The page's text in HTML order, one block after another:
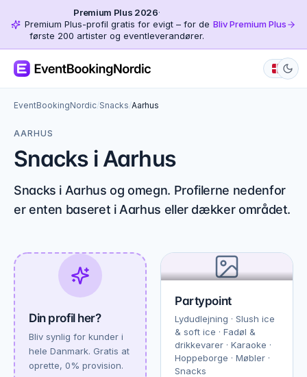
Premium Plus 2026·
Premium Plus-profil gratis for evigt – for de
første 200 artister og eventleverandører.
Bliv Premium Plus
EventBookingNordic/Snacks/Aarhus
AARHUS
Snacks i Aarhus
Snacks i Aarhus og omegn. Profilerne nedenfor
er enten baseret i Aarhus eller dækker området.
Din profil her?
Bliv synlig for kunder i
hele Danmark. Gratis at
oprette, 0% provision.
Partypoint
Lydudlejning · Slush ice
& soft ice · Fadøl &
drikkevarer · Karaoke ·
Hoppeborge · Møbler ·
Snacks